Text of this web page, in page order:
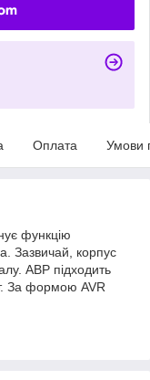
Оплата Умови
функцію
Зазвичай, корпус
АВР підходить
За формою AVR